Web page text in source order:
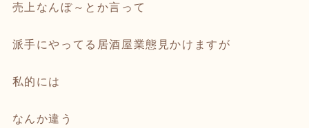
売上なんぼ～とか言って
派手にやってる居酒屋業態見かけますが
私的には
なんか違う